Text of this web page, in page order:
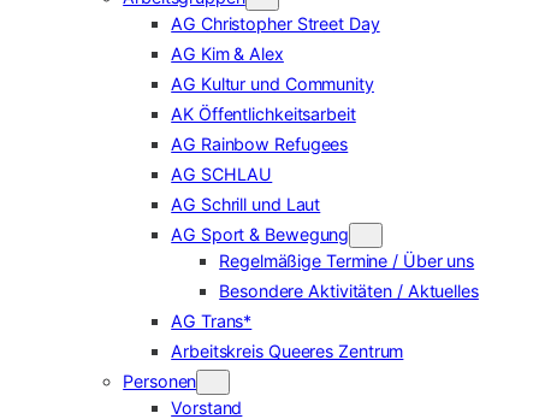
AG Christopher Street Day
AG Kim & Alex
AG Kultur und Community
AK Öffentlichkeitsarbeit
AG Rainbow Refugees
AG SCHLAU
AG Schrill und Laut
AG Sport & Bewegung
Regelmäßige Termine / Über uns
Besondere Aktivitäten / Aktuelles
AG Trans*
Arbeitskreis Queeres Zentrum
Personen
Vorstand